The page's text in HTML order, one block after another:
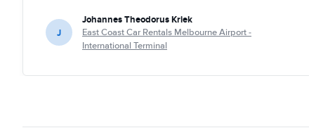
J
Johannes Theodorus Kriek
East Coast Car Rentals Melbourne Airport -
International Terminal